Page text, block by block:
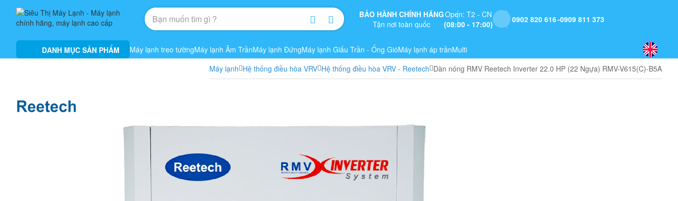
BẢO HÀNH CHÍNH HÃNG
Tận nơi toàn quốc
Open: T2 - CN
(08:00 - 17:00)
0902 820 616 0909 811 373
DANH MỤC SẢN PHẨM Máy lạnh treo tườngMáy lạnh Âm TrầnMáy lạnh ĐứngMáy lạnh Giấu Trần - Ống GióMáy lạnh áp trầnMulti
Máy lạnh Hệ thống điều hòa VRV Hệ thống điều hòa VRV - Reetech Dàn nóng RMV Reetech Inverter 22.0 HP (22 Ngựa) RMV-V615(C)-B5A